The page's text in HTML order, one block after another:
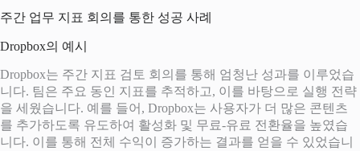
주간 업무 지표 회의를 통한 성공 사례
Dropbox의 예시
Dropbox는 주간 지표 검토 회의를 통해 엄청난 성과를 이루었습
니다. 팀은 주요 동인 지표를 추적하고, 이를 바탕으로 실행 전략
을 세웠습니다. 예를 들어, Dropbox는 사용자가 더 많은 콘텐츠
를 추가하도록 유도하여 활성화 및 무료-유료 전환율을 높였습
니다. 이를 통해 전체 수익이 증가하는 결과를 얻을 수 있었습니